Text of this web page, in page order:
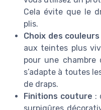
Cela évite que le
plis.
Choix des
aux teintes plus
pour une chambre
s’adapte à toutes
de draps.
Finitions couture :